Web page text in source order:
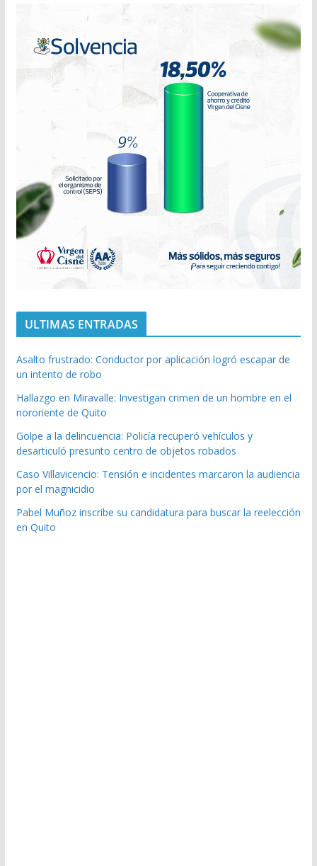
ULTIMAS ENTRADAS
Asalto frustrado: Conductor por aplicación logró escapar de
un intento de robo
Hallazgo en Miravalle: Investigan crimen de un hombre en el
nororiente de Quito
Golpe a la delincuencia: Policía recuperó vehículos y
desarticuló presunto centro de objetos robados
Caso Villavicencio: Tensión e incidentes marcaron la audiencia
por el magnicidio
Pabel Muñoz inscribe su candidatura para buscar la reelección
en Quito